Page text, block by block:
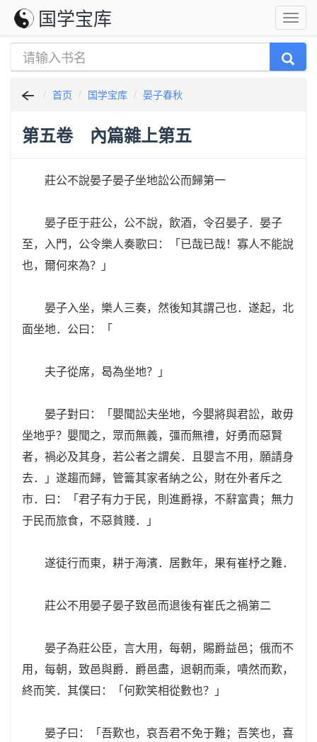
国学宝库
首页 国学宝库 晏子春秋
第五卷 內篇雜上第五
莊公不說晏子晏子坐地訟公而歸第一
晏子臣于莊公，公不說，飲酒，令召晏子．晏子
至，入門，公令樂人奏歌曰：「已哉已哉！寡人不能說
也，爾何來為？」
晏子入坐，樂人三奏，然後知其謂己也．遂起，北
面坐地．公曰：「
夫子從席，曷為坐地？」
晏子對曰：「嬰聞訟夫坐地，今嬰將與君訟，敢毋
坐地乎？嬰聞之，眾而無義，彊而無禮，好勇而惡賢
者，禍必及其身，若公者之謂矣．且嬰言不用，願請身
去．」遂趨而歸，管籥其家者納之公，財在外者斥之
市．曰：「君子有力于民，則進爵祿，不辭富貴；無力
于民而旅食，不惡貧賤．」
遂徒行而東，耕于海濱．居數年，果有崔杼之難．
莊公不用晏子晏子致邑而退後有崔氏之禍第二
晏子為莊公臣，言大用，每朝，賜爵益邑；俄而不
用，每朝，致邑與爵．爵邑盡，退朝而乘，嘳然而歎，
終而笑．其僕曰：「何歎笑相從數也？」
晏子曰：「吾歎也，哀吾君不免于難；吾笑也，喜